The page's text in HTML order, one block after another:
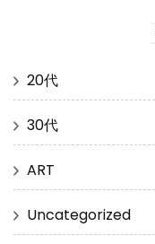
20代
30代
ART
Uncategorized